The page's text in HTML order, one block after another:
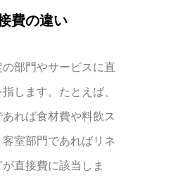
費の違い
部門やサービスに直
します。たとえば、
れば食材費や料飲ス
室部門であればリネ
直接費に該当しま